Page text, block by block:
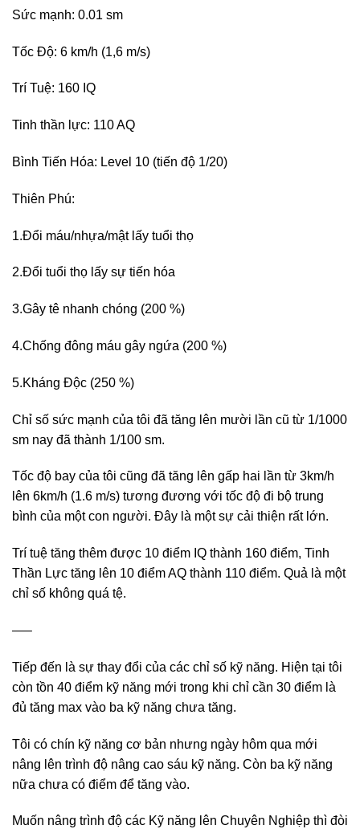
Sức mạnh: 0.01 sm
Tốc Độ: 6 km/h (1,6 m/s)
Trí Tuệ: 160 IQ
Tinh thần lực: 110 AQ
Bình Tiến Hóa: Level 10 (tiến độ 1/20)
Thiên Phú:
1.Đổi máu/nhựa/mật lấy tuổi thọ
2.Đổi tuổi thọ lấy sự tiến hóa
3.Gây tê nhanh chóng (200 %)
4.Chống đông máu gây ngứa (200 %)
5.Kháng Độc (250 %)
Chỉ số sức mạnh của tôi đã tăng lên mười lần cũ từ 1/1000
sm nay đã thành 1/100 sm.
Tốc độ bay của tôi cũng đã tăng lên gấp hai lần từ 3km/h
lên 6km/h (1.6 m/s) tương đương với tốc độ đi bộ trung
bình của một con người. Đây là một sự cải thiện rất lớn.
Trí tuệ tăng thêm được 10 điểm IQ thành 160 điểm, Tinh
Thần Lực tăng lên 10 điểm AQ thành 110 điểm. Quả là một
chỉ số không quá tệ.
—–
Tiếp đến là sự thay đổi của các chỉ số kỹ năng. Hiện tại tôi
còn tồn 40 điểm kỹ năng mới trong khi chỉ cần 30 điểm là
đủ tăng max vào ba kỹ năng chưa tăng.
Tôi có chín kỹ năng cơ bản nhưng ngày hôm qua mới
nâng lên trình độ nâng cao sáu kỹ năng. Còn ba kỹ năng
nữa chưa có điểm để tăng vào.
Muốn nâng trình độ các Kỹ năng lên Chuyên Nghiệp thì đòi